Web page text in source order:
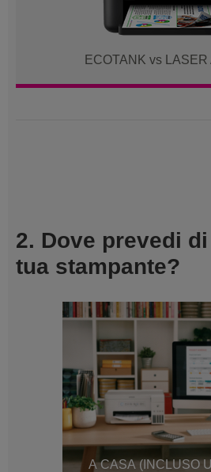
ECOTANK vs LASER
2. Dove prevedi
tua stampante?
A CASA (INCLUSO